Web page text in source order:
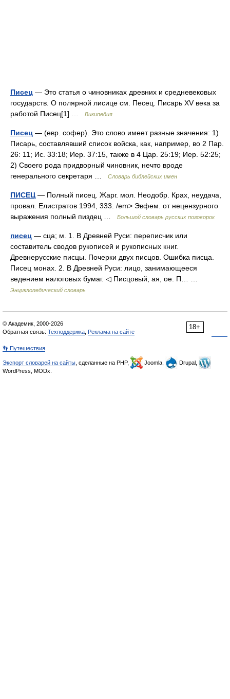
Писец — Это статья о чиновниках древних и средневековых
государств. О полярной лисице см. Песец. Писарь XV века за
работой Писец[1] …
Википедия
Писец — (евр. софер). Это слово имеет разные значения: 1)
Писарь, составлявший список войска, как, например, во 2 Пар.
26: 11; Ис. 33:18; Иер. 37:15, также в 4 Цар. 25:19; Иер. 52:25;
2) Своего рода придворный чиновник, нечто вроде
генерального секретаря …
Словарь библейских имен
ПИСЕЦ — Полный писец. Жарг. мол. Неодобр. Крах, неудача,
провал. Елистратов 1994, 333. /em> Эвфем. от нецензурного
выражения полный пиздец …
Большой словарь русских поговорок
писец — сца; м. 1. В Древней Руси: переписчик или
составитель сводов рукописей и рукописных книг.
Древнерусские писцы. Почерки двух писцов. Ошибка писца.
Писец монах. 2. В Древней Руси: лицо, занимающееся
ведением налоговых бумаг. ◁ Писцовый, ая, ое. П… …
Энциклопедический словарь
18+
© Академик, 2000-2026
Обратная связь: Техподдержка Реклама на сайте
👣 Путешествия
Экспорт словарей на сайты , сделанные на PHP, Joomla,
Drupal,
WordPress, MODx.